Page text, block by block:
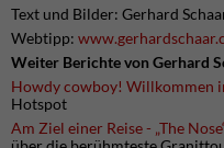
Text und Bilder: Gerhard
Webtipp:
Weiter Berichte von Gerhard
Howdy cowboy! Willkommen
Hotspot
Am Ziel einer Reise - „The